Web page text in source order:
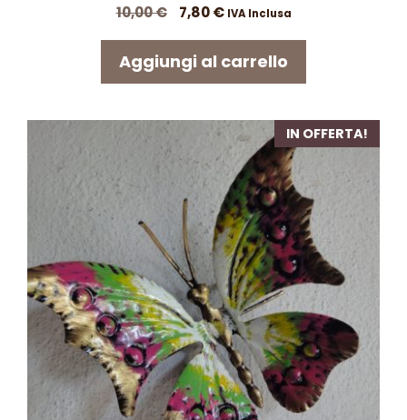
10,00€
Il
originale
era:
7,80€Il
attuale
IVA Inclusa
Aggiungi al carrello
IN OFFERTA!